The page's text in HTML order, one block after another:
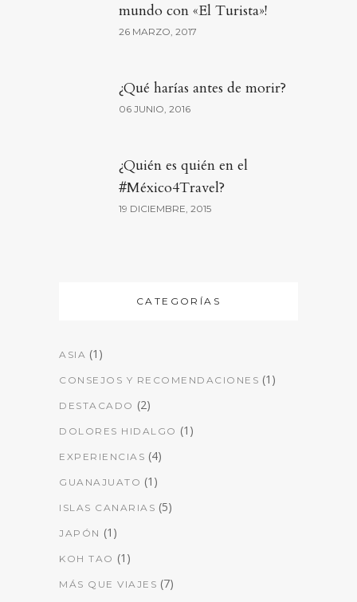
mundo con «El Turista»!
26 MARZO, 2017
¿Qué harías antes de morir?
06 JUNIO, 2016
¿Quién es quién en el
#México4Travel?
19 DICIEMBRE, 2015
CATEGORÍAS
ASIA (1)
CONSEJOS Y RECOMENDACIONES (1)
DESTACADO (2)
DOLORES HIDALGO (1)
EXPERIENCIAS (4)
GUANAJUATO (1)
ISLAS CANARIAS (5)
JAPÓN (1)
KOH TAO (1)
MÁS QUE VIAJES (7)